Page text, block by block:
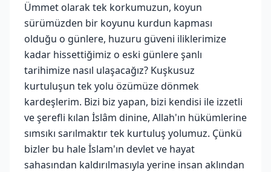
Ümmet olarak tek korkumuzun, koyun
sürümüzden bir koyunu kurdun kapması
olduğu o günlere, huzuru güveni iliklerimize
kadar hissettiğimiz o eski günlere şanlı
tarihimize nasıl ulaşacağız? Kuşkusuz
kurtuluşun tek yolu özümüze dönmek
kardeşlerim. Bizi biz yapan, bizi kendisi ile izzetli
ve şerefli kılan İslâm dinine, Allah'ın hükümlerine
sımsıkı sarılmaktır tek kurtuluş yolumuz. Çünkü
bizler bu hale İslam'ın devlet ve hayat
sahasından kaldırılmasıyla yerine insan aklından